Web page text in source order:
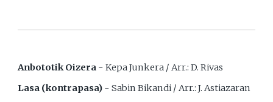
Anbototik Oizera - Kepa Junkera / Arr.: D. Rivas
Lasa (kontrapasa) - Sabin Bikandi / Arr.: J. Astiazaran